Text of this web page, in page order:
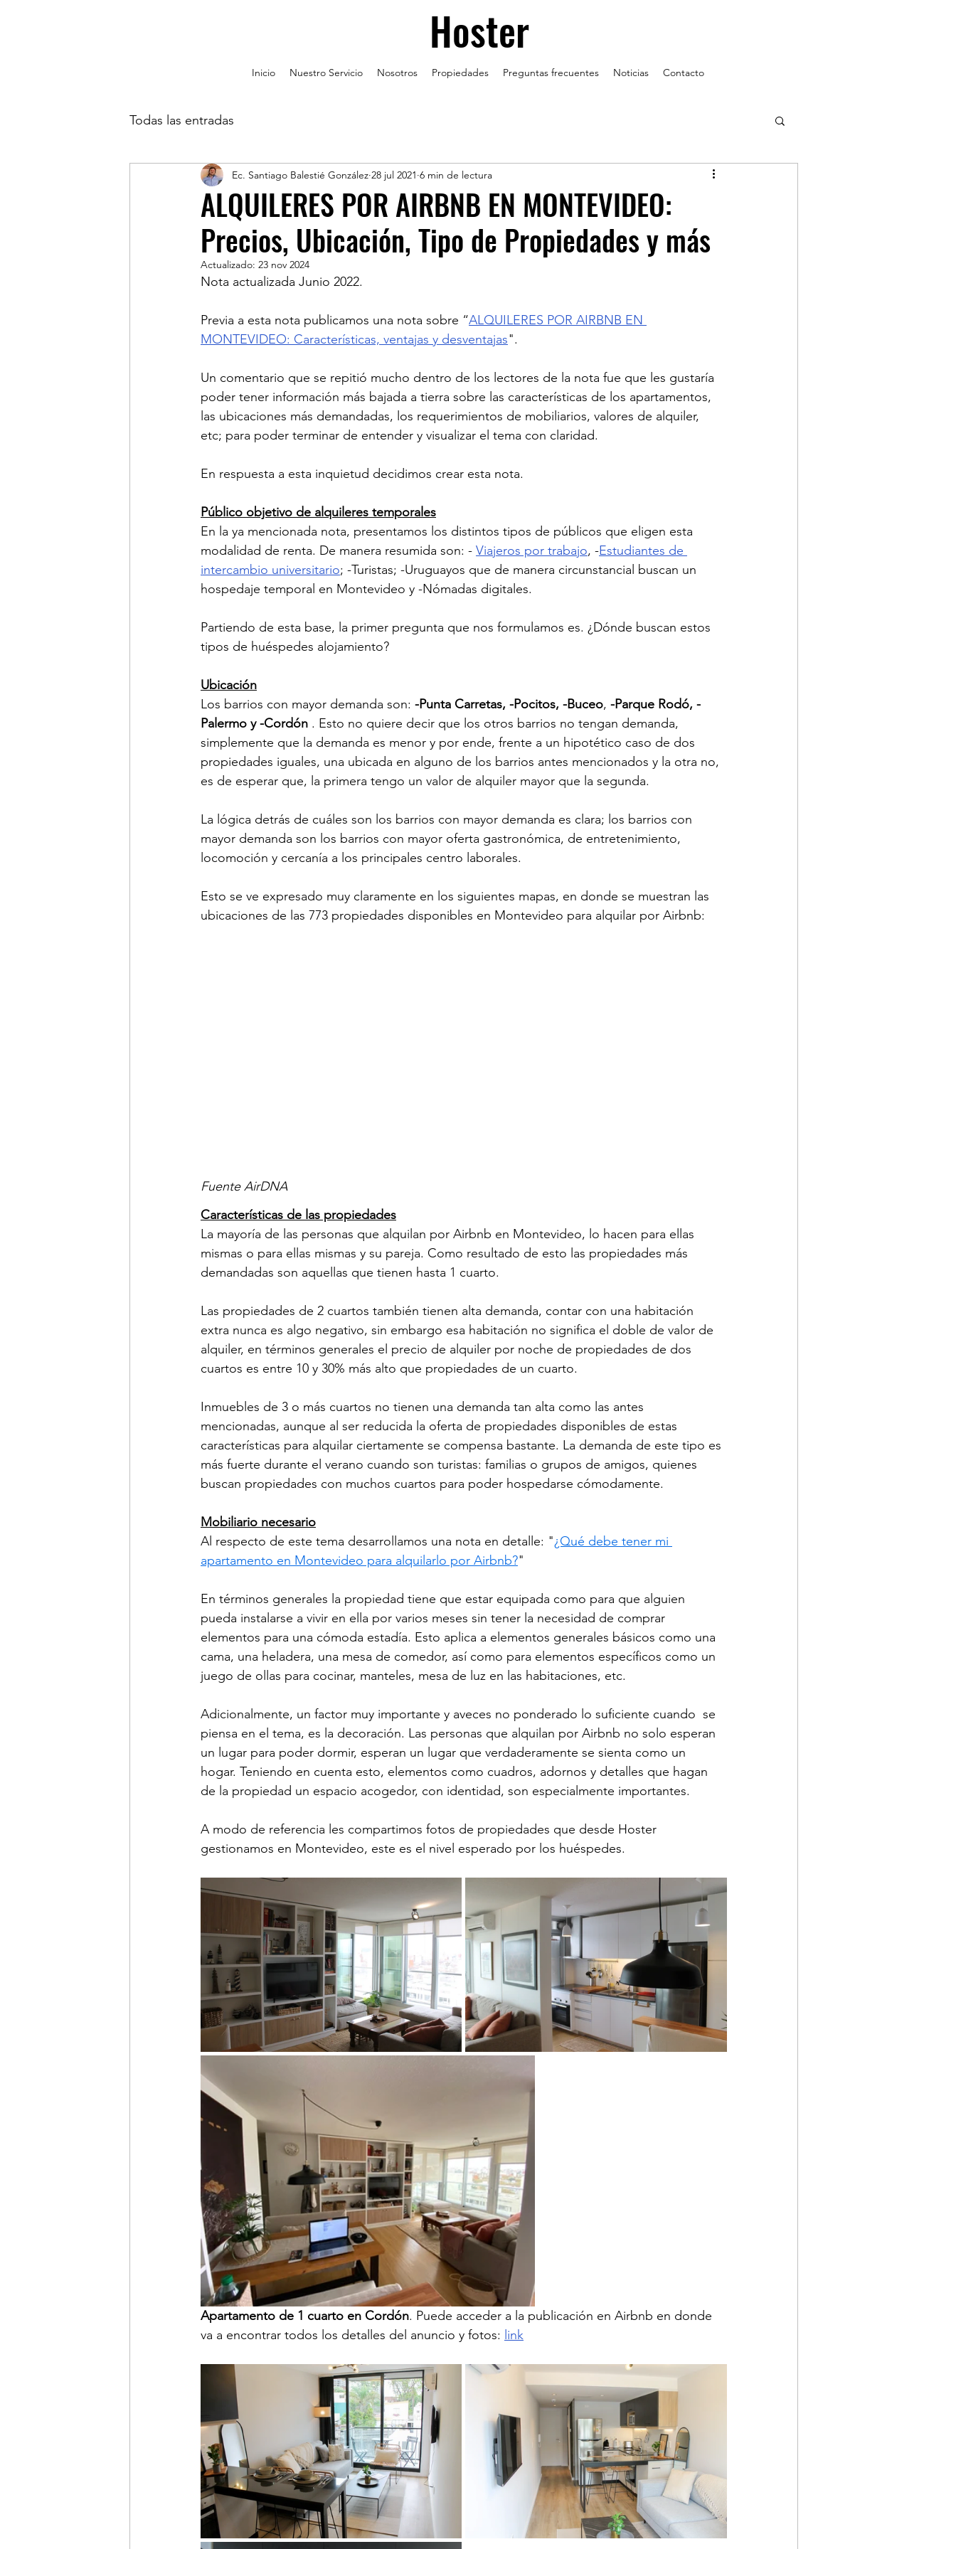
Hoster
Inicio Nuestro Servicio Nosotros Propiedades Preguntas frecuentes Noticias Contacto
Todas las entradas
ALQUILERES POR AIRBNB EN MONTEVIDEO:
Precios, Ubicación, Tipo de Propiedades y más
Ec. Santiago Balestié González 28 jul 2021 6 min de lectura
Actualizado: 23 nov 2024
Nota actualizada Junio 2022.
Previa a esta nota publicamos una nota sobre “ALQUILERES POR AIRBNB EN
MONTEVIDEO: Características, ventajas y desventajas".
Un comentario que se repitió mucho dentro de los lectores de la nota fue que les gustaría
poder tener información más bajada a tierra sobre las características de los apartamentos,
las ubicaciones más demandadas, los requerimientos de mobiliarios, valores de alquiler,
etc; para poder terminar de entender y visualizar el tema con claridad.
En respuesta a esta inquietud decidimos crear esta nota.
Público objetivo de alquileres temporales
En la ya mencionada nota, presentamos los distintos tipos de públicos que eligen esta
modalidad de renta. De manera resumida son: - Viajeros por trabajo, -Estudiantes de
intercambio universitario; -Turistas; -Uruguayos que de manera circunstancial buscan un
hospedaje temporal en Montevideo y -Nómadas digitales.
Partiendo de esta base, la primer pregunta que nos formulamos es. ¿Dónde buscan estos
tipos de huéspedes alojamiento?
Ubicación
Los barrios con mayor demanda son: -Punta Carretas, -Pocitos, -Buceo, -Parque Rodó, -
Palermo y -Cordón . Esto no quiere decir que los otros barrios no tengan demanda,
simplemente que la demanda es menor y por ende, frente a un hipotético caso de dos
propiedades iguales, una ubicada en alguno de los barrios antes mencionados y la otra no,
es de esperar que, la primera tengo un valor de alquiler mayor que la segunda.
La lógica detrás de cuáles son los barrios con mayor demanda es clara; los barrios con
mayor demanda son los barrios con mayor oferta gastronómica, de entretenimiento,
locomoción y cercanía a los principales centro laborales.
Esto se ve expresado muy claramente en los siguientes mapas, en donde se muestran las
ubicaciones de las 773 propiedades disponibles en Montevideo para alquilar por Airbnb:
Fuente AirDNA
Características de las propiedades
La mayoría de las personas que alquilan por Airbnb en Montevideo, lo hacen para ellas
mismas o para ellas mismas y su pareja. Como resultado de esto las propiedades más
demandadas son aquellas que tienen hasta 1 cuarto.
Las propiedades de 2 cuartos también tienen alta demanda, contar con una habitación
extra nunca es algo negativo, sin embargo esa habitación no significa el doble de valor de
alquiler, en términos generales el precio de alquiler por noche de propiedades de dos
cuartos es entre 10 y 30% más alto que propiedades de un cuarto.
Inmuebles de 3 o más cuartos no tienen una demanda tan alta como las antes
mencionadas, aunque al ser reducida la oferta de propiedades disponibles de estas
características para alquilar ciertamente se compensa bastante. La demanda de este tipo es
más fuerte durante el verano cuando son turistas: familias o grupos de amigos, quienes
buscan propiedades con muchos cuartos para poder hospedarse cómodamente.
Mobiliario necesario
Al respecto de este tema desarrollamos una nota en detalle: "¿Qué debe tener mi
apartamento en Montevideo para alquilarlo por Airbnb?"
En términos generales la propiedad tiene que estar equipada como para que alguien
pueda instalarse a vivir en ella por varios meses sin tener la necesidad de comprar
elementos para una cómoda estadía. Esto aplica a elementos generales básicos como una
cama, una heladera, una mesa de comedor, así como para elementos específicos como un
juego de ollas para cocinar, manteles, mesa de luz en las habitaciones, etc.
Adicionalmente, un factor muy importante y aveces no ponderado lo suficiente cuando  se
piensa en el tema, es la decoración. Las personas que alquilan por Airbnb no solo esperan
un lugar para poder dormir, esperan un lugar que verdaderamente se sienta como un
hogar. Teniendo en cuenta esto, elementos como cuadros, adornos y detalles que hagan
de la propiedad un espacio acogedor, con identidad, son especialmente importantes.
A modo de referencia les compartimos fotos de propiedades que desde Hoster
gestionamos en Montevideo, este es el nivel esperado por los huéspedes.
Apartamento de 1 cuarto en Cordón. Puede acceder a la publicación en Airbnb en donde
va a encontrar todos los detalles del anuncio y fotos: link